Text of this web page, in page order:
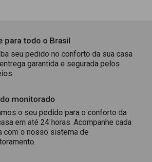
para todo o Brasil
seu pedido no conforto da sua casa
garantida e segurada pelos
monitorado
o seu pedido para o conforto da
em até 24 horas. Acompanhe cada
com o nosso sistema de